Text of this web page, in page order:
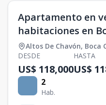
Apartamento en
habitaciones en
Altos De Chavón, Boca
DESDE
US$ 118,000
HASTA
US$
2
Hab.